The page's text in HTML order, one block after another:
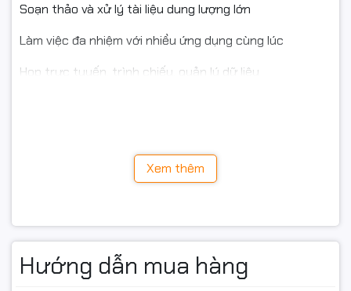
Soạn thảo và xử lý tài liệu dung lượng lớn
Làm việc đa nhiệm với nhiều ứng dụng cùng lúc
Họp trực tuyến, trình chiếu, quản lý dữ liệu
hệ thống luôn vận hành trơn tru và ổn định trong thời
ứng nhu cầu học tập, làm việc văn phòng và làm việc từ
xa. Với2 khe RAM, hỗ trợ nâng cấp tối đa 64GB
Xem thêm
Hướng dẫn mua hàng